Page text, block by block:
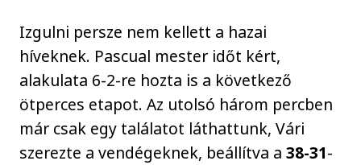
Izgulni persze nem kellett a hazai
híveknek. Pascual mester időt kért,
alakulata 6-2-re hozta is a következő
ötperces etapot. Az utolsó három percben
már csak egy találatot láthattunk, Vári
szerezte a vendégeknek, beállítva a38-31-